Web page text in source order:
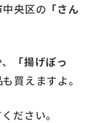
央区の 「さん
「揚げぽっ
買えますよ。
ださい。